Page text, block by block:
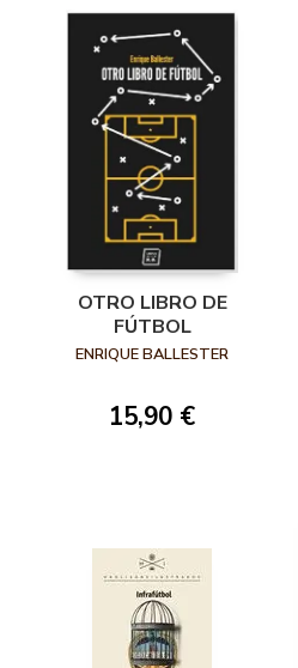
OTRO LIBRO DE
FÚTBOL
ENRIQUE BALLESTER
15,90 €